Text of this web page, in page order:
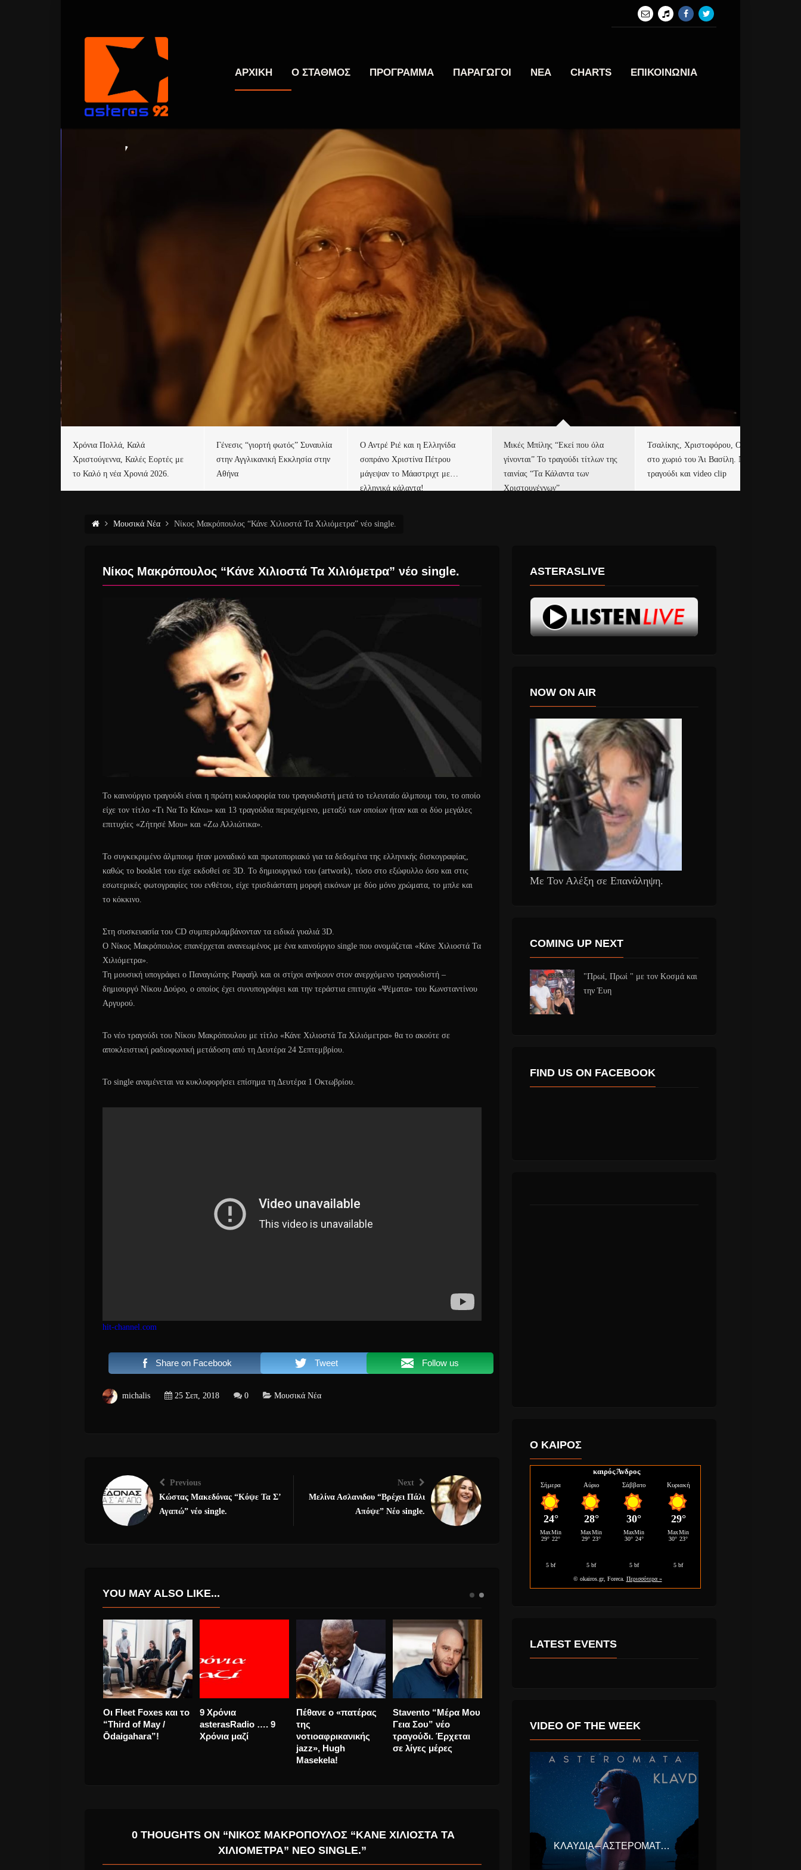
ΑΡΧΙΚΗ Ο ΣΤΑΘΜΟΣ ΠΡΟΓΡΑΜΜΑ ΠΑΡΑΓΩΓΟΙ ΝΕΑ CHARTS ΕΠΙΚΟΙΝΩΝΙΑ
Χρόνια Πολλά, Καλά
Χριστούγεννα, Καλές Εορτές με
το Καλό η νέα Χρονιά 2026.
Γένεσις “γιορτή φωτός” Συναυλία
στην Αγγλικανική Εκκλησία στην
Αθήνα
Ο Αντρέ Ριέ και η Ελληνίδα
σοπράνο Χριστίνα Πέτρου
μάγεψαν το Μάαστριχτ με…
ελληνικά κάλαντα!
Μικές Μπίλης “Εκεί που όλα
γίνονται” Το τραγούδι τίτλων της
ταινίας “Τα Κάλαντα των
Χριστουγέννων”
Τσαλίκης, Χριστοφόρου, ONE
στο χωριό του Άι Βασίλη. Νέο
τραγούδι και video clip
Μουσικά Νέα Νίκος Μακρόπουλος “Κάνε Χιλιοστά Τα Χιλιόμετρα” νέο single.
Νίκος Μακρόπουλος “Κάνε Χιλιοστά Τα Χιλιόμετρα” νέο single.
Το καινούργιο τραγούδι είναι η πρώτη κυκλοφορία του τραγουδιστή μετά το τελευταίο άλμπουμ του, το οποίο
είχε τον τίτλο «Τι Να Το Κάνω» και 13 τραγούδια περιεχόμενο, μεταξύ των οποίων ήταν και οι δύο μεγάλες
επιτυχίες «Ζήτησέ Μου» και «Ζω Αλλιώτικα».
Το συγκεκριμένο άλμπουμ ήταν μοναδικό και πρωτοποριακό για τα δεδομένα της ελληνικής δισκογραφίας,
καθώς το booklet του είχε εκδοθεί σε 3D. Το δημιουργικό του (artwork), τόσο στο εξώφυλλο όσο και στις
εσωτερικές φωτογραφίες του ενθέτου, είχε τρισδιάστατη μορφή εικόνων με δύο μόνο χρώματα, το μπλε και
το κόκκινο.
Στη συσκευασία του CD συμπεριλαμβάνονταν τα ειδικά γυαλιά 3D.
Ο Νίκος Μακρόπουλος επανέρχεται ανανεωμένος με ένα καινούργιο single που ονομάζεται «Κάνε Χιλιοστά Τα
Χιλιόμετρα».
Τη μουσική υπογράφει ο Παναγιώτης Ραφαήλ και οι στίχοι ανήκουν στον ανερχόμενο τραγουδιστή –
δημιουργό Νίκου Δούρο, ο οποίος έχει συνυπογράψει και την τεράστια επιτυχία «Ψέματα» του Κωνσταντίνου
Αργυρού.
Το νέο τραγούδι του Νίκου Μακρόπουλου με τίτλο «Κάνε Χιλιοστά Τα Χιλιόμετρα» θα το ακούτε σε
αποκλειστική ραδιοφωνική μετάδοση από τη Δευτέρα 24 Σεπτεμβρίου.
Το single αναμένεται να κυκλοφορήσει επίσημα τη Δευτέρα 1 Οκτωβρίου.
hit-channel.com
Share on Facebook Tweet Follow us
michalis 25 Σεπ, 2018 0 Μουσικά Νέα
Previous
Κώστας Μακεδόνας “Κόψε Τα Σ’
Αγαπώ” νέο single.
Next
Μελίνα Ασλανιδου “Βρέχει Πάλι
Απόψε” Νέο single.
YOU MAY ALSO LIKE...
Alanis Morissette
“Reasons I Drink”
νέο τραγούδι.
Antonis B. και
Νατάσσα Μποφίλιου
“Ας ερχόσουν για
Οι Fleet Foxes και το
“Third of May /
Ōdaigahara”!
9 Χρόνια
asterasRadio …. 9
Χρόνια μαζί
Γεια Σου” νέο
0 THOUGHTS ON “ΝΊΚΟΣ ΜΑΚΡΌΠΟΥΛΟΣ “ΚΆΝΕ ΧΙΛΙΟΣΤΆ ΤΑ
ΧΙΛΙΌΜΕΤΡΑ” ΝΈΟ SINGLE.”
ASTERASLIVE
NOW ON AIR
Με Τον Αλέξη σε Επανάληψη.
COMING UP NEXT
"Πρωί, Πρωί " με τον Κοσμά και
την Έυη
FIND US ON FACEBOOK
Ο ΚΑΙΡΟΣ
καιρός Άνδρος
LATEST EVENTS
VIDEO OF THE WEEK
ΚΛΑΥΔΊΑ – ΑΣΤΕΡΟΜΆΤΑ (EUROVISION ΕΛΛΆΔΑ 2025)